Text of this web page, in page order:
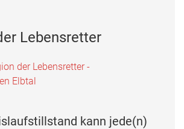
Lebensretter
kann jede(n)